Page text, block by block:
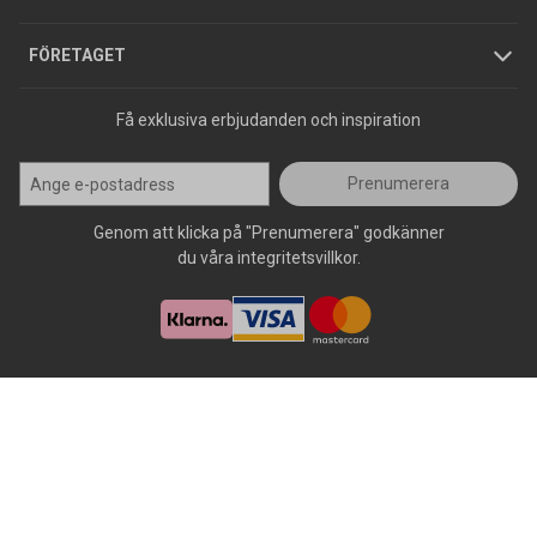
FÖRETAGET
Press
Få exklusiva erbjudanden och inspiration
Prenumerera
Genom att klicka på "Prenumerera" godkänner
du våra integritetsvillkor.